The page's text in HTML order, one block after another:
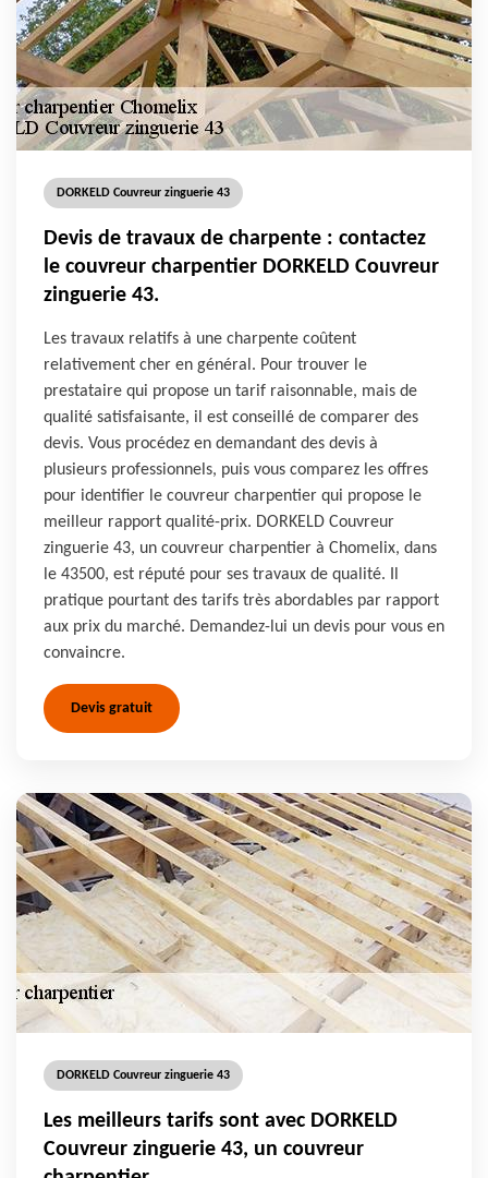
DORKELD Couvreur zinguerie 43
Devis de travaux de charpente : contactez
le couvreur charpentier DORKELD Couvreur
zinguerie 43.
Les travaux relatifs à une charpente coûtent
relativement cher en général. Pour trouver le
prestataire qui propose un tarif raisonnable, mais de
qualité satisfaisante, il est conseillé de comparer des
devis. Vous procédez en demandant des devis à
plusieurs professionnels, puis vous comparez les offres
pour identifier le couvreur charpentier qui propose le
meilleur rapport qualité-prix. DORKELD Couvreur
zinguerie 43, un couvreur charpentier à Chomelix, dans
le 43500, est réputé pour ses travaux de qualité. Il
pratique pourtant des tarifs très abordables par rapport
aux prix du marché. Demandez-lui un devis pour vous en
convaincre.
Devis gratuit
DORKELD Couvreur zinguerie 43
Les meilleurs tarifs sont avec DORKELD
Couvreur zinguerie 43, un couvreur